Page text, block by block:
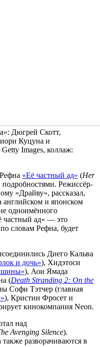
Дюгрей Скотт,
Куцуна и
Images, коллаж:
«Её частный ад» (Her
подробностями. Режиссёр-
«Драйву», рассказал,
английском и японском
одноимённого
частный ад» — это
словам Рефна, будет
Диего Кальва
и дочь»), Хидэтоси
), Аои Ямада
(Death Stranding 2: On the
Софи Тэтчер (главная
), Кристин Фросет и
кинокомпания Neon.
над
Avenging Silence).
разворачиваются в